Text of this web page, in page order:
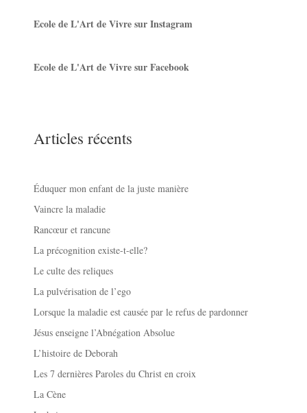
Ecole de L'Art de Vivre sur Instagram
Ecole de L'Art de Vivre sur Facebook
Articles récents
Éduquer mon enfant de la juste manière
Vaincre la maladie
Rancœur et rancune
La précognition existe-t-elle?
Le culte des reliques
La pulvérisation de l’ego
Lorsque la maladie est causée par le refus de pardonner
Jésus enseigne l’Abnégation Absolue
L’histoire de Deborah
Les 7 dernières Paroles du Christ en croix
La Cène